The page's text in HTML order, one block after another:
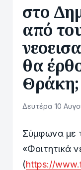
στο
από
θα
Θράκη;
Δευτέρα 10
Σύμφωνα με
«Φοιτητικά
(https://